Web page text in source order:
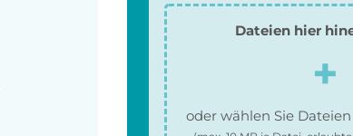
Dateien hier
oder wählen Sie